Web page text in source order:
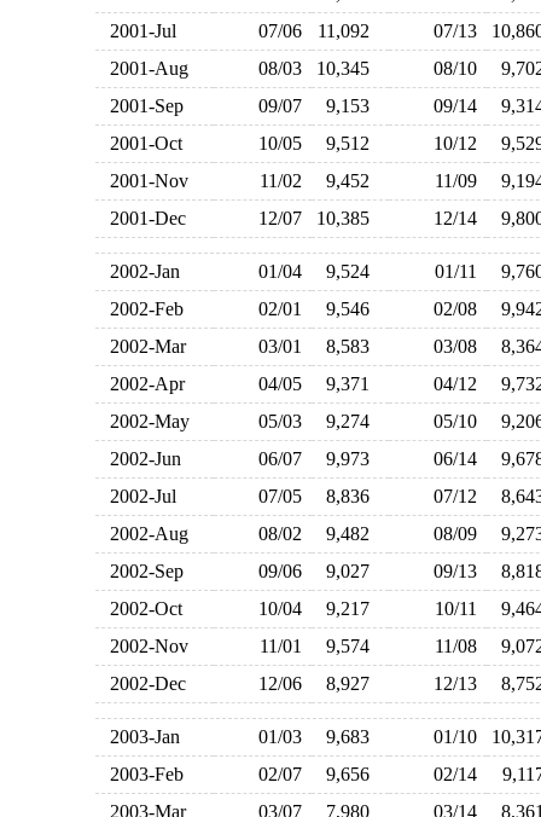
2001-Jul
07/06 11,092 07/13
2001-Aug
08/03 10,345 08/10
2001-Sep
09/07 9,153 09/14
2001-Oct
10/05 9,512 10/12
2001-Nov
11/02 9,452 11/09
2001-Dec
12/07 10,385 12/14
2002-Jan 01/04 9,524 01/11
2002-Feb
02/01 9,546 02/08
2002-Mar
03/01 8,583 03/08
2002-Apr
04/05 9,371 04/12
2002-May
05/03 9,274 05/10
2002-Jun
06/07 9,973 06/14
2002-Jul
07/05 8,836 07/12
2002-Aug
08/02 9,482 08/09
2002-Sep
09/06 9,027 09/13
2002-Oct
10/04 9,217 10/11
2002-Nov
11/01 9,574 11/08
2002-Dec
12/06 8,927 12/13
2003-Jan 01/03 9,683 01/10
2003-Feb
02/07 9,656 02/14
2003-Mar
03/07 7,980 03/14